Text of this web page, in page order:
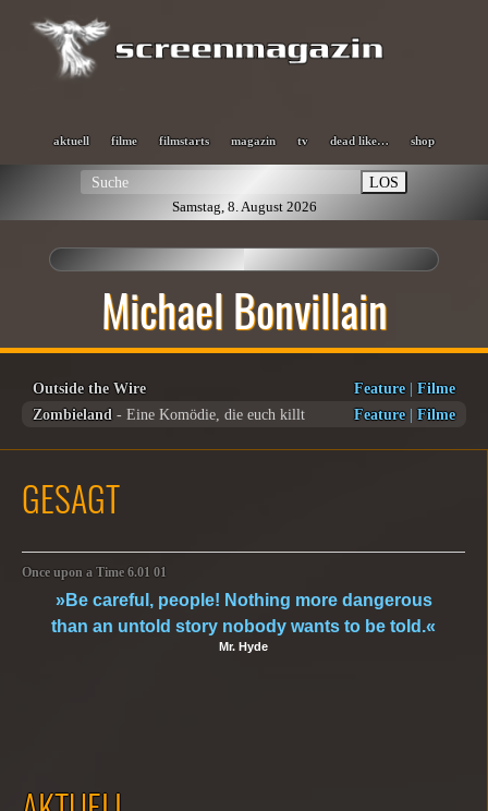
aktuell filme filmstarts magazin tv dead like… shop
LOS
Samstag, 8. August 2026
Michael Bonvillain
Outside the Wire Feature| Filme
Zombieland - Eine Komödie, die euch killt Feature| Filme
GESAGT
Once upon a Time 6.01 01
»Be careful, people! Nothing more dangerous
than an untold story nobody wants to be told.«
Mr. Hyde